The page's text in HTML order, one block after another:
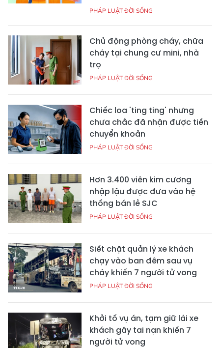
PHÁP LUẬT ĐỜI SỐNG
Chủ động phòng cháy, chữa
cháy tại chung cư mini, nhà
trọ
PHÁP LUẬT ĐỜI SỐNG
Chiếc loa 'ting ting' nhưng
chưa chắc đã nhận được tiền
chuyển khoản
PHÁP LUẬT ĐỜI SỐNG
Hơn 3.400 viên kim cương
nhập lậu được đưa vào hệ
thống bán lẻ SJC
PHÁP LUẬT ĐỜI SỐNG
Siết chặt quản lý xe khách
chạy vào ban đêm sau vụ
cháy khiến 7 người tử vong
PHÁP LUẬT ĐỜI SỐNG
Khởi tố vụ án, tạm giữ lái xe
khách gây tai nạn khiến 7
người tử vong